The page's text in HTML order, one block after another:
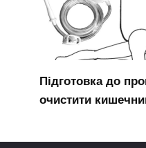
Підготовка до
очистити